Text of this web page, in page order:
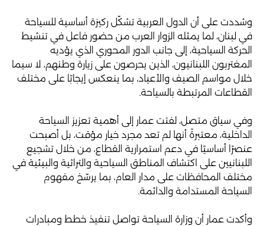
وشددت على أن الدول العربية تشكّل ركيزة أساسية للسياحة
في لبنان، لما يمثله الزوار العرب من حضور فاعل في تنشيط
الحركة السياحية، إلى جانب الدور المحوري الذي يؤديه
المغتربون اللبنانيون، الذين يحرصون على زيارة وطنهم، لا سيما
خلال مواسم الصيف والأعياد، بما ينعكس إيجابًا على مختلف
القطاعات المرتبطة بالسياحة.
وفي سياق متصل، لفتت عمار إلى أهمية تعزيز السياحة
الداخلية، معتبرةً أنها لم تعد مجرد خيار مؤقت، بل أصبحت
عنصرًا أساسيًا في دعم استمرارية القطاع، من خلال تشجيع
اللبنانيين على اكتشاف المناطق السياحية والتراثية والبيئية في
مختلف المحافظات على مدار العام، بما يرسّخ مفهوم
السياحة المستدامة والدائمة.
وأكدت عمار أن وزارة السياحة تواصل تنفيذ خطط ومبادرات